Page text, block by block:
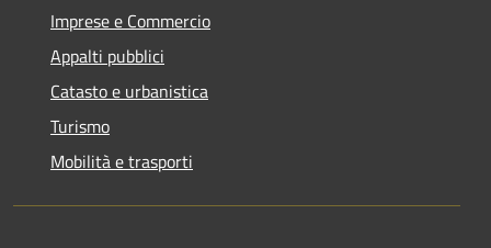
Imprese e Commercio
Appalti pubblici
Catasto e urbanistica
Turismo
Mobilità e trasporti